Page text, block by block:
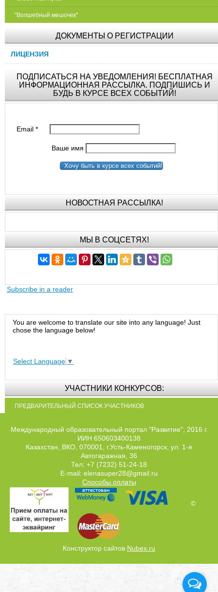
"Волшебный мешочек"
ДОКУМЕНТЫ О РЕГИСТРАЦИИ
ЛИЦЕНЗИЯ
ПОДПИСАТЬСЯ НА УВЕДОМЛЕНИЯ! БЕСПЛАТНАЯ
ИНФОРМАЦИОННАЯ РАССЫЛКА. ПОДПИШИСЬ И
БУДЬ В КУРСЕ ВСЕХ СОБЫТИЙ!
Email*
Ваше имя
Хочу быть в курсе всех событий!
НОВОСТНАЯ РАССЫЛКА!
МЫ В СОЦСЕТЯХ!
Subscribe in a reader
You are welcome to translate our site into any language! Just
chose the language below!
Select Language ▼
УЧАСТНИКИ КОНКУРСОВ:
ПРЕДВАРИТЕЛЬНЫЙ СПИСОК УЧАСТНИКОВ
Международный образовательный портал "Развитие", 2016 г.
ИИН 650603400138
Казахстан, ВКО, 070001, г.Усть-Каменогорск, ул. 1-я
Автогаражная, 36
Тел: +7 (7232) 51-24-18
E-mail: elenasuper28@gmail.ru
Способы оплаты
©
Конструктор сайтов Nubex.ru